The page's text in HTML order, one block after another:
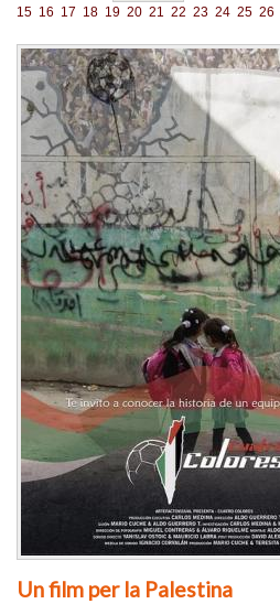
15 16 17 18 19 20 21 22 23 24 25 26
Un film per la Palestina